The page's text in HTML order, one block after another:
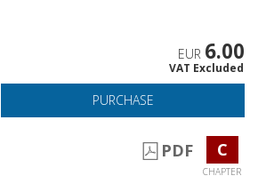
EUR 6.00
VAT Excluded
PURCHASE
PDF C
CHAPTER